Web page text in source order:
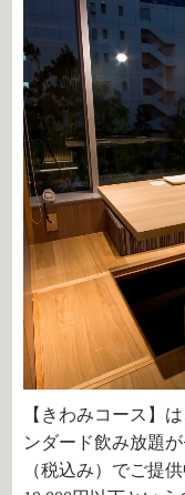
【きわみコース】
ンダード飲み放題
（税込み）でご提